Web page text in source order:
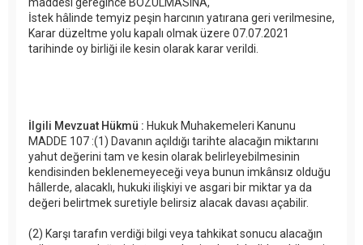
İstek hâlinde temyiz peşin harcının yatırana geri verilmesine,
Karar düzeltme yolu kapalı olmak üzere 07.07.2021
tarihinde oy birliği ile kesin olarak karar verildi.
İlgili Mevzuat Hükmü : Hukuk Muhakemeleri Kanunu
MADDE 107 :(1) Davanın açıldığı tarihte alacağın miktarını
yahut değerini tam ve kesin olarak belirleyebilmesinin
kendisinden beklenemeyeceği veya bunun imkânsız olduğu
hâllerde, alacaklı, hukuki ilişkiyi ve asgari bir miktar ya da
değeri belirtmek suretiyle belirsiz alacak davası açabilir.
(2) Karşı tarafın verdiği bilgi veya tahkikat sonucu alacağın